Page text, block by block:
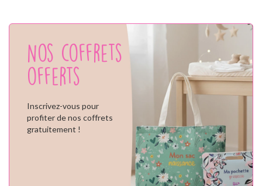
Nos coffrets
offerts
Inscrivez-vous pour
profiter de nos coffrets
gratuitement !